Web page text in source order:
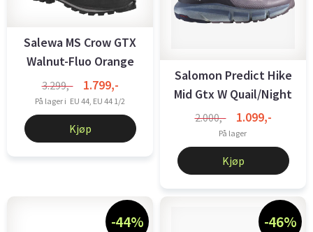
Salewa MS Crow GTX
Walnut-Fluo Orange
3.299,- 1.799,-
På lager i EU 44, EU 44 1/2
Kjøp
Salomon Predict Hike
Mid Gtx W Quail/Night
Sky
2.000,- 1.099,-
På lager
Kjøp
-44% -46%